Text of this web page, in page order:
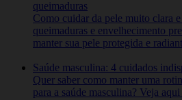
queimaduras
Como cuidar da pele muito clara
queimaduras e envelhecimento
manter sua pele protegida e
Saúde masculina: 4 cuidados
Quer saber como manter uma
para a saúde masculina? Veja